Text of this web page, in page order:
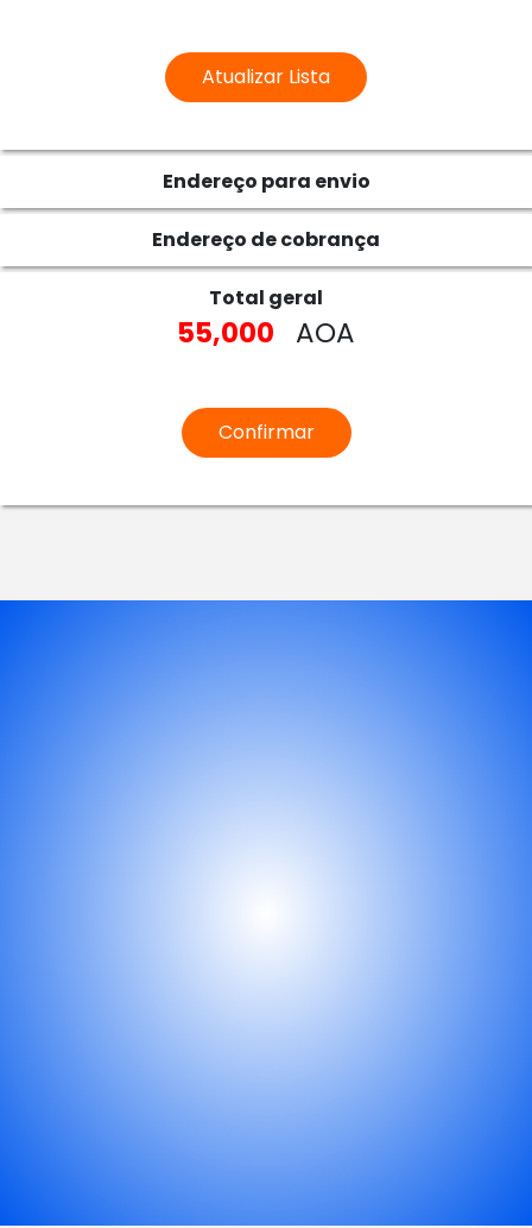
Endereço para envio
Endereço de cobrança
Total geral
55,000 AOA
Confirmar